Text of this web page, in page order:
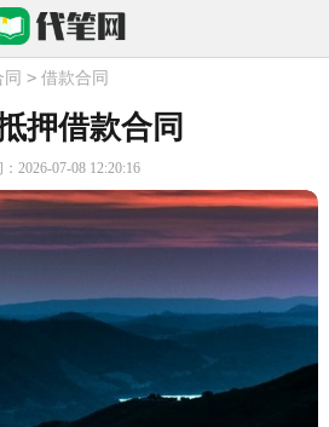
> 借款合同
押借款合同
2026-07-08 12:20:16